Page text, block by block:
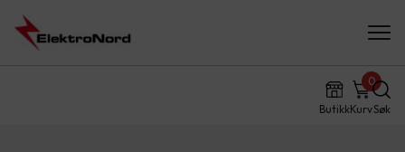
ButikkKurv
0
Søk